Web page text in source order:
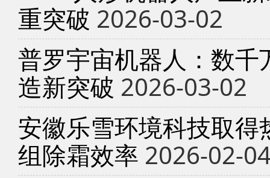
重突破 2026-03-02
普罗宇宙机器人：数
造新突破 2026-03-02
安徽乐雪环境科技取
组除霜效率 2026-02-